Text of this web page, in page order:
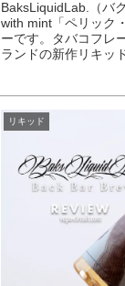
BaksLiquidLab.（バ
with mint「ペリック
ーです。タバコフレ
ランドの新作リキッ
リキッド